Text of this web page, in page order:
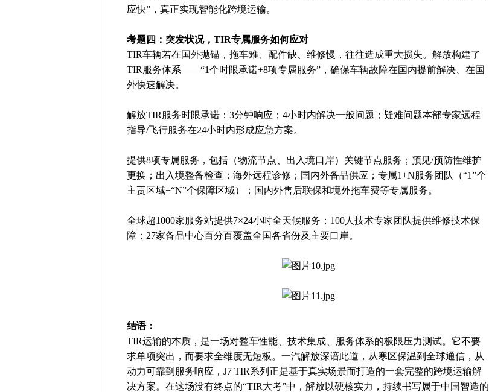
应快”，真正实现智能化跨境运输。
考题四：突发状况，TIR专属服务如何应对
TIR车辆若在国外抛锚，拖车难、配件缺、维修慢，往往造成重大损失。解放构建了
TIR服务体系——“1个时限承诺+8项专属服务”，确保车辆故障在国内提前解决、在国
外快速解决。
解放TIR服务时限承诺：3分钟响应；4小时内解决一般问题；疑难问题本部专家远程
指导/飞行服务在24小时内形成应急方案。
提供8项专属服务，包括（物流节点、出入境口岸）关键节点服务；预见/预防性维护
更换；出入境整备检查；海外远程诊修；国内外备品供应；专属1+N服务团队（“1”个
主责区域+“N”个保障区域）；国内外售后联保和境外拖车费等专属服务。
全球超1000家服务站提供7×24小时全天候服务；100人技术专家团队提供维修技术保
障；27家备品中心百分百覆盖全国各省份及主要口岸。
结语：
TIR运输的本质，是一场对整车性能、技术集成、服务体系的极限压力测试。它不要
求单项突出，而要求全维度无短板。一汽解放深谙此道，从寒区保温到全球通信，从
动力可靠到服务响应，J7 TIR系列正是基于真实场景而打造的一套完整的跨境运输解
决方案。在这场没有终点的“TIR大考”中，解放以硬核实力，持续书写属于中国智造的